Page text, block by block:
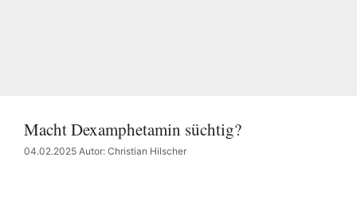
Macht Dexamphetamin süchtig?
04.02.2025 Autor: Christian Hilscher